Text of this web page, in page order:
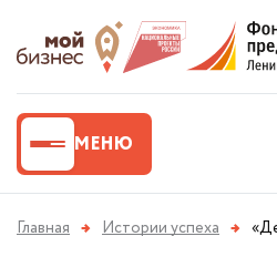
МЕНЮ
Главная → Истории успеха →